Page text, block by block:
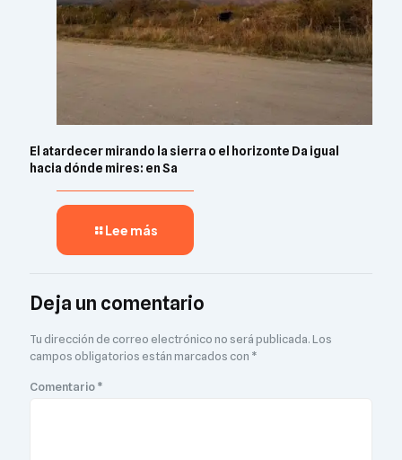
El atardecer mirando la sierra o el horizonte Da igual
hacia dónde mires: en Sa
Lee más
Deja un comentario
Tu dirección de correo electrónico no será publicada.Los
campos obligatorios están marcados con *
Comentario*